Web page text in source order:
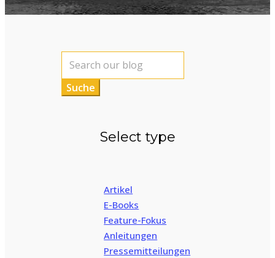
Suchen
Select type
Artikel
E-Books
Feature-Fokus
Anleitungen
Pressemitteilungen